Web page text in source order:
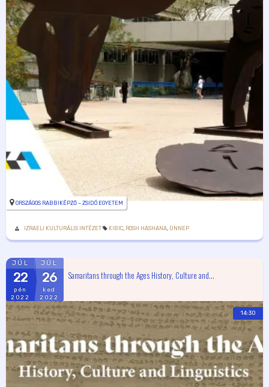
ORSZÁGOS RABBIKÉPZŐ – ZSIDÓ EGYETEM
IZRAELI KULTURÁLIS INTÉZET KIBIC ROSH HASHANA ÜNNEP
JÚL
22
pén
2022
JÚL
26
ked
2022
Samaritans through the Ages History, Culture and...
14:30